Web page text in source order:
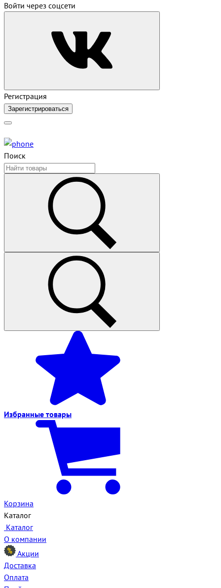
Войти через соцсети
Регистрация
Зарегистрироваться
Поиск
Избранные товары
Корзина
Каталог
Каталог
О компании
Акции
Доставка
Оплата